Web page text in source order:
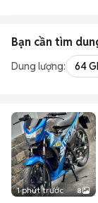
Bạn cần tìm
Dung lượng: 64
1 phút trước 8